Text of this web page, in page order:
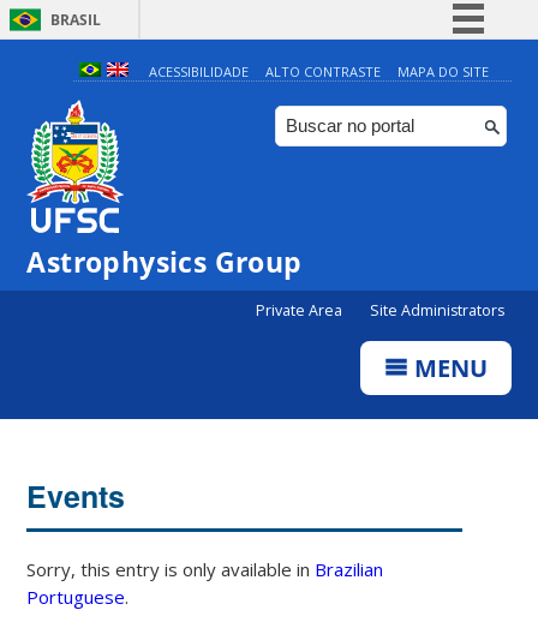
BRASIL
Simplifique!
Comunica BR
Participe
ACESSIBILIDADE ALTO CONTRASTE MAPA DO SITE
Astrophysics Group
Private Area Site Administrators
MENU
Events
Sorry, this entry is only available in Brazilian
Portuguese.